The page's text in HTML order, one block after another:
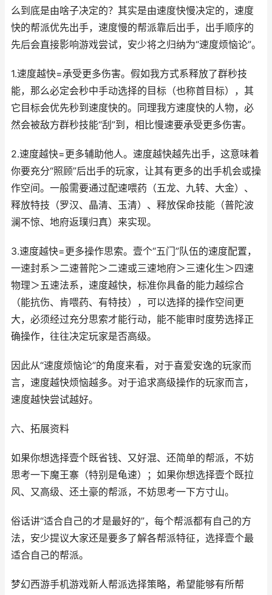
么到底是由啥子决定的？其实是由速度快慢决定的，速度
快的帮派优先出手，速度慢的帮派靠后出手，出手顺序的
先后会直接影响游戏尝试，安少将之归纳为“速度烦恼论”。
1.速度越快=承受更多伤害。假如我方式系释放了群秒技
能，那么必定会秒中手动选择的目标（也称首目标），其
它目标会优先秒到速度快的。同理我方速度快的人物，必
然会被敌方群秒技能“刮”到，相比慢速要承受更多伤害。
2.速度越快=更多辅助他人。速度越快越先出手，这意味着
你要充分“照顾”后出手的玩家，让其有更多的出手机会或操
作空间。一般需要通过配速喂药（五龙、九转、大金）、
释放特技（罗汉、晶清、玉清）、释放保命技能（普陀波
澜不惊、地府返璞归真）来实现。
3.速度越快=更多操作思索。壹个“五门”队伍的速度配置，
一速封系＞二速普陀＞二速或三速地府＞三速化生＞四速
物理＞五速法系，速度越快，标准你具备的能力越综合
（能抗伤、肯喂药、有特技），可以选择的操作空间更
大，必须经过充分思索才能行动，能不能审时度势选择正
确操作，往往决定玩家是否高级。
因此从“速度烦恼论”的角度来看，对于喜爱安逸的玩家而
言，速度越快烦恼越多。对于追求高级操作的玩家而言，
速度越快尝试越好。
六、拓展资料
如果你想选择壹个既省钱、又好混、还简单的帮派，不妨
思考一下魔王寨（特别是龟速）；如果你想选择壹个既拉
风、又高级、还土豪的帮派，不妨思考一下方寸山。
俗话讲“适合自己的才是最好的”，每个帮派都有自己的方
法，安少提议大家还是要多了解各帮派特征，选择壹个最
适合自己的帮派。
梦幻西游手机游戏新人帮派选择策略，希望能够有所帮